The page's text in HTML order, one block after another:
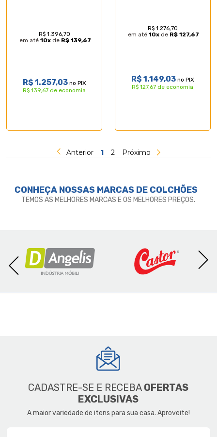
R$ 1.396,70
em até10x de R$ 139,67
R$ 1.257,03no PIX
R$ 139,67 de economia
R$ 1.276,70
em até10x de R$ 127,67
R$ 1.149,03no PIX
R$ 127,67 de economia
Anterior 1 2 Próximo
CONHEÇA NOSSAS MARCAS DE COLCHÕES
TEMOS AS MELHORES MARCAS E OS MELHORES PREÇOS.
CADASTRE-SE E RECEBA OFERTAS
EXCLUSIVAS
A maior variedade de itens para sua casa. Aproveite!